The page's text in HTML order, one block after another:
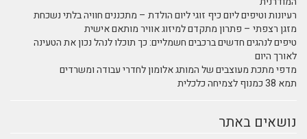
רעיונות וטיפים ליום כיף זוגי ליום הולדת – מתכננים חוויה בלתי נשכחת
מזגן רצפתי – פתרון מתקדם למיזוג אוויר מותאם אישית
טיפים לנהגים חדשים ברכבים חשמליים: כך תוכלו לנהל נכון את הטעינה
לאורך היום
מדפי מתכת מעוצבים של המותג אלומון לחדרי עבודה ומשרדים
תמא 38 כמנוף לצמיחה כלכלית
נושאים באתר